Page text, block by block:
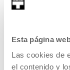
Esta página
Las cookies de
el contenido y
Forty
Laura, una
leyenda del